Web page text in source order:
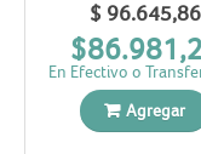
$ 96.645,86
En Efectivo o
Agregar